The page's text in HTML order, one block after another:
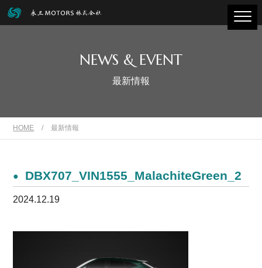
NEWS & EVENT
最新情報
HOME / 最新情報
DBX707_VIN1555_MalachiteGreen_2
2024.12.19